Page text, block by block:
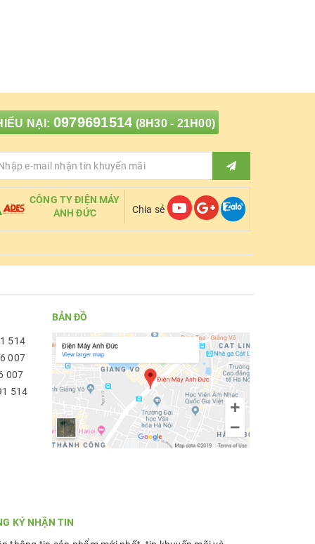
NẠI: 0979691514 (8H30 - 21H00)
CÔNG TY ĐIỆN MÁY
ANH ĐỨC
Chia sẻ
514
007
007
514
BẢN ĐỒ
KÝ NHẬN TIN